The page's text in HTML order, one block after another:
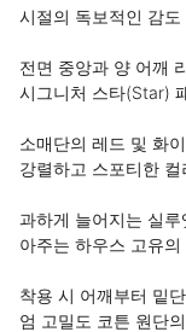
시절의 독보적인 감도
전면 중앙과 양 어깨
시그니처 스타(Star)
소매단의 레드 및 화
강렬하고 스포티한 컬
과하게 늘어지는 실
아주는 하우스 고유
착용 시 어깨부터 밑
엄 고밀도 코튼 원단